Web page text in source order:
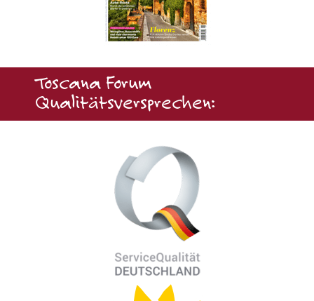
Toscana Forum
Qualitätsversprechen: